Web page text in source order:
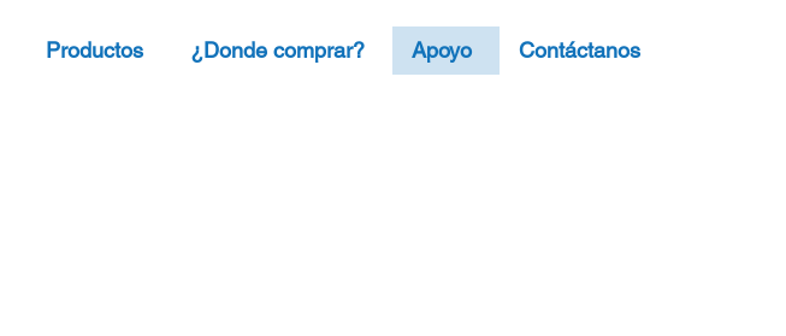
Productos ¿Donde comprar? Apoyo Contáctanos